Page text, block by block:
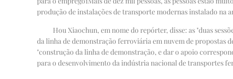
produção de instalações de transporte modernas instalado na
Hou Xiaochun, em nome do repórter, disse: as "duas
da linha de demonstração ferroviária em nuvem de propostas
"construção da linha de demonstração, e dar o apoio
para o desenvolvimento da indústria nacional de transportes